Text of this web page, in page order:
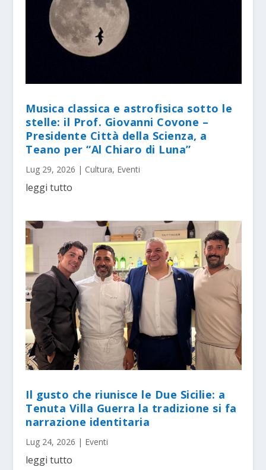
Musica classica e astrofisica sotto le
stelle: il Prof. Giovanni Covone –
Presidente Città della Scienza, a
Teano per “Al Chiaro di Luna”
Lug 29, 2026 | Cultura, Eventi
leggi tutto
Il gusto che riunisce le Due Sicilie: a
Tenuta Villa Guerra la tradizione si fa
narrazione identitaria
Lug 24, 2026 | Eventi
leggi tutto